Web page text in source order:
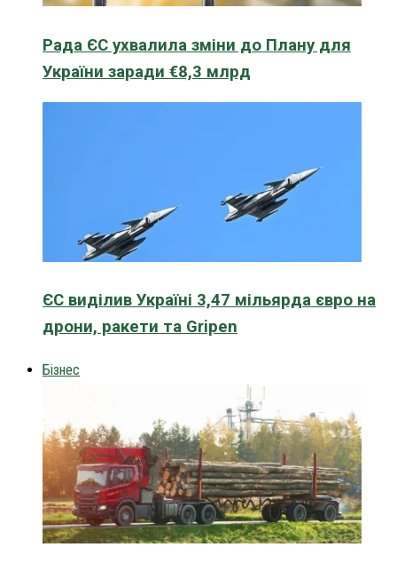
Рада ЄС ухвалила зміни до Плану для
України заради €8,3 млрд
ЄС виділив Україні 3,47 мільярда євро на
дрони, ракети та Gripen
Бізнес